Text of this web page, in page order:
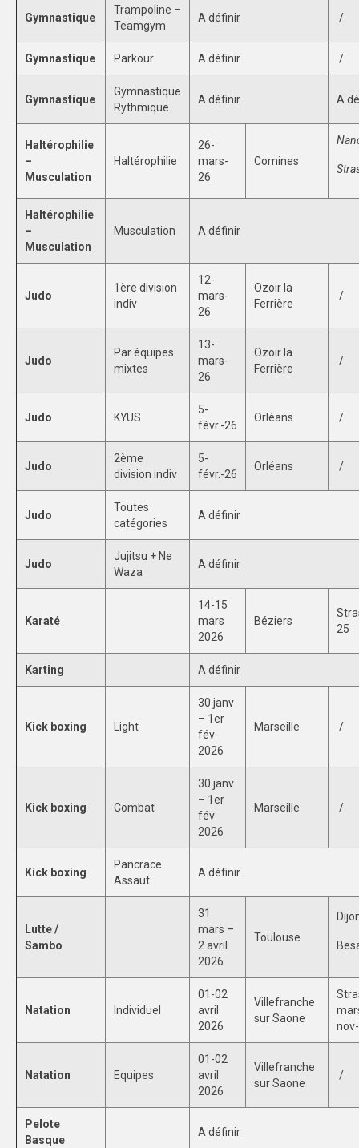
Gymnastique
Trampoline –
Teamgym
A définir /
Gymnastique Parkour A définir /
Gymnastique
Gymnastique
Rythmique
A définir A
Haltérophilie
–
Musculation
Haltérophilie
26-
mars-
26
Comines
Haltérophilie
–
Musculation
Musculation A définir
Judo
1ère division
indiv
12-
mars-
26
Ozoir la
Ferrière
/
Judo
Par équipes
mixtes
13-
mars-
26
Ozoir la
Ferrière
/
Judo KYUS
5-
févr.-26
Orléans /
Judo
2ème
division indiv
5-
févr.-26
Orléans /
Judo
Toutes
catégories
A définir
Judo
Jujitsu + Ne
Waza
A définir
Karaté
14-15
mars
2026
Béziers
25
Karting A définir
Kick boxing Light
30 janv
– 1er
fév
2026
Marseille /
Kick boxing Combat
30 janv
– 1er
fév
2026
Marseille /
Kick boxing
Pancrace
Assaut
A définir
Lutte /
Sambo
31
mars –
2 avril
2026
Toulouse
Natation Individuel
01-02
avril
2026
Villefranche
sur Saone
Natation Equipes
01-02
avril
2026
Villefranche
sur Saone
/
Pelote
Basque
A définir